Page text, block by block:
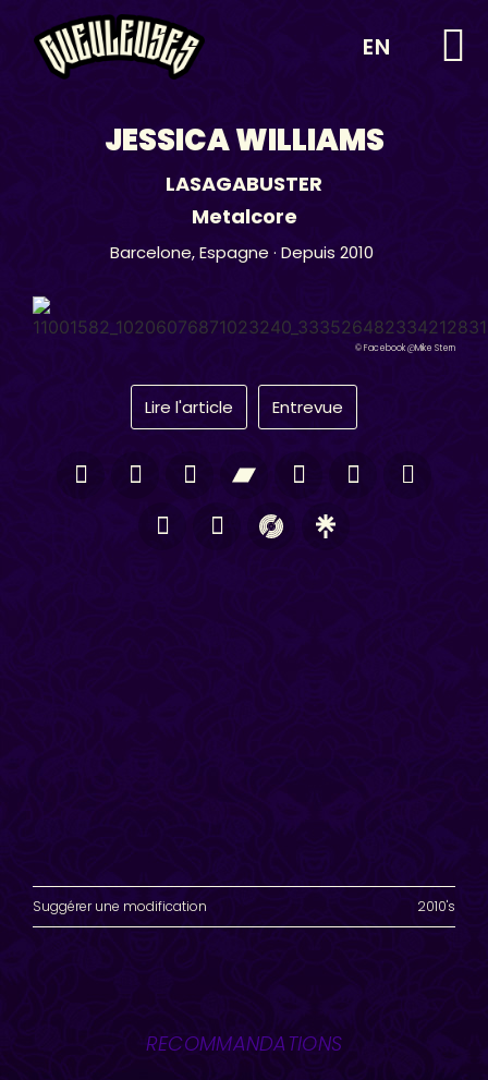
EN
JESSICA WILLIAMS
LASAGABUSTER
Metalcore
Barcelone,Espagne · Depuis 2010
© Facebook @Mike Stern
Lire l'article Entrevue
Suggérer une modification 2010's
RECOMMANDATIONS